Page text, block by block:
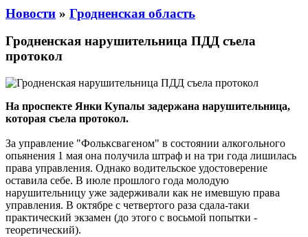
Новости » Гродненская область
Гродненская нарушительница ПДД съела
протокол
На проспекте Янки Купалы задержана нарушительница,
которая съела протокол.
За управление "Фольксвагеном" в состоянии алкогольного
опьянения 1 мая она получила штраф и на три года лишилась
права управления. Однако водительское удостоверение
оставила себе. В июле прошлого года молодую
нарушительницу уже задерживали как не имевшую права
управления. В октябре с четвертого раза сдала-таки
практический экзамен (до этого с восьмой попытки -
теоретический).